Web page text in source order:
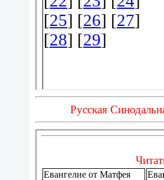
Русская